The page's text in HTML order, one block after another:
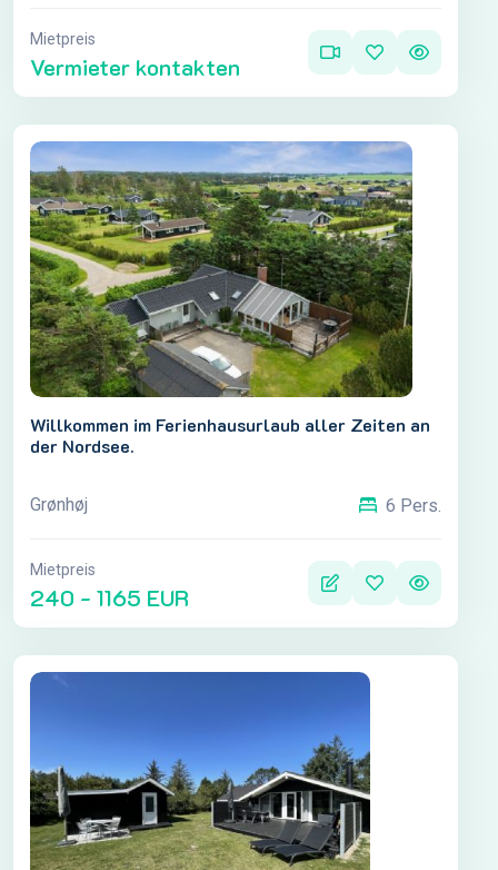
Mietpreis
Vermieter kontakten
Willkommen im Ferienhausurlaub aller Zeiten an
der Nordsee.
Grønhøj 6 Pers.
Mietpreis
240 - 1165 EUR